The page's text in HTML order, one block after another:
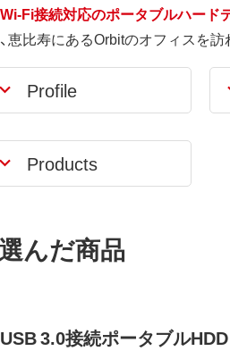
Fi接続対応のポータブルハード
恵比寿にあるOrbitのオフィスを訪
Profile
Products
んだ商品
3.0接続ポータブルHDD